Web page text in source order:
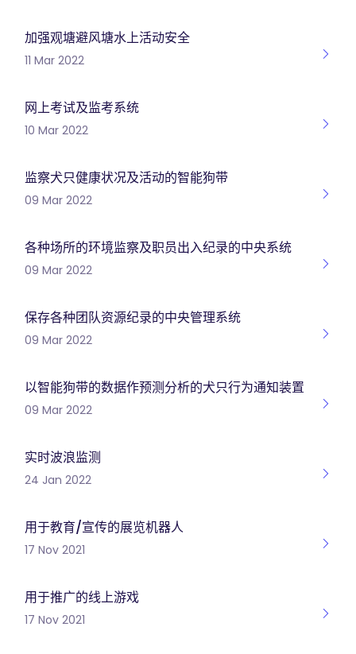
加强观塘避风塘水上活动安全
11 Mar 2022
网上考试及监考系统
10 Mar 2022
监察犬只健康状况及活动的智能狗带
09 Mar 2022
各种场所的环境监察及职员出入纪录的中央系统
09 Mar 2022
保存各种团队资源纪录的中央管理系统
09 Mar 2022
以智能狗带的数据作预测分析的犬只行为通知装置
09 Mar 2022
实时波浪监测
24 Jan 2022
用于教育/宣传的展览机器人
17 Nov 2021
用于推广的线上游戏
17 Nov 2021